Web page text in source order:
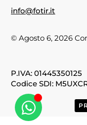
info@fotir.it
© Agosto 6, 2026
P.IVA: 01445350125
Codice SDI: